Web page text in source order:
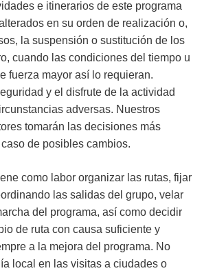
e itinerarios de este programa
en su orden de realización o,
la suspensión o sustitución de los
cuando las condiciones del tiempo u
fuerza mayor así lo requieran.
y el disfrute de la actividad
adversas. Nuestros
tomarán las decisiones más
de posibles cambios.
como labor organizar las rutas, fijar
las salidas del grupo, velar
del programa, así como decidir
de ruta con causa suficiente y
a la mejora del programa. No
local en las visitas a ciudades o